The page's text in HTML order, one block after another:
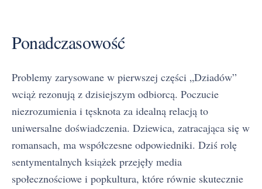
Ponadczasowość
Problemy zarysowane w pierwszej części „Dziadów”
wciąż rezonują z dzisiejszym odbiorcą. Poczucie
niezrozumienia i tęsknota za idealną relacją to
uniwersalne doświadczenia. Dziewica, zatracająca się w
romansach, ma współczesne odpowiedniki. Dziś rolę
sentymentalnych książek przejęły media
społecznościowe i popkultura, które równie skutecznie